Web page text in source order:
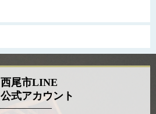
西尾市LINE
公式アカウント